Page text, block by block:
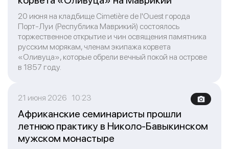
20 июня на кладбище Cimetière de l'Ouest города
Порт-Луи (Республика Маврикий) состоялось
торжественное открытие и чин освящения памятника
русским морякам, членам экипажа корвета
«Оливуца», которые обрели вечный покой на острове
в 1857 году.
21 июня 2026 10:23
Африканские семинаристы прошли
летнюю практику в Николо-Бавыкинском
мужском монастыре